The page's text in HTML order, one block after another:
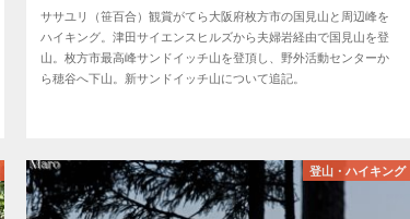
ササユリ（笹百合）観賞がてら大阪府枚方市の国見山と周辺峰を
ハイキング。津田サイエンスヒルズから夫婦岩経由で国見山を登
山。枚方市最高峰サンドイッチ山を登頂し、野外活動センターか
ら穂谷へ下山。新サンドイッチ山について追記。
登山・ハイキング